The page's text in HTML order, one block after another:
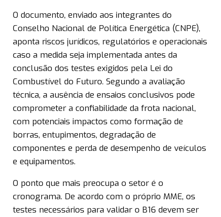
O documento, enviado aos integrantes do
Conselho Nacional de Política Energética (CNPE),
aponta riscos jurídicos, regulatórios e operacionais
caso a medida seja implementada antes da
conclusão dos testes exigidos pela Lei do
Combustível do Futuro. Segundo a avaliação
técnica, a ausência de ensaios conclusivos pode
comprometer a confiabilidade da frota nacional,
com potenciais impactos como formação de
borras, entupimentos, degradação de
componentes e perda de desempenho de veículos
e equipamentos.
O ponto que mais preocupa o setor é o
cronograma. De acordo com o próprio MME, os
testes necessários para validar o B16 devem ser